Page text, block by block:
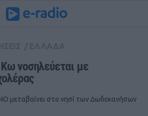
Κω νοσηλεύεται με
μεταβαίνει στο νησί των Δωδεκανήσων